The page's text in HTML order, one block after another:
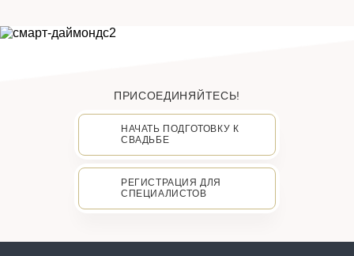
ПРИСОЕДИНЯЙТЕСЬ!
НАЧАТЬ ПОДГОТОВКУ К
СВАДЬБЕ
РЕГИСТРАЦИЯ ДЛЯ
СПЕЦИАЛИСТОВ